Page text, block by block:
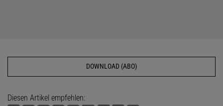
DOWNLOAD (ABO)
Diesen Artikel empfehlen: